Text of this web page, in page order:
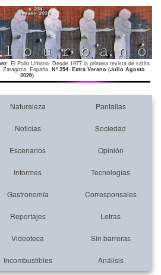
. El Pollo Urbano. Desde 1977 la primera revista de sátira
España. Nº 254. Extra Verano (Julio Agosto
2026).
Naturaleza Pantallas
Noticias Sociedad
Escenarios Opinión
Informes Tecnologías
Gastronomía Corresponsales
Reportajes Letras
Videoteca Sin barreras
Incombustibles Análisis